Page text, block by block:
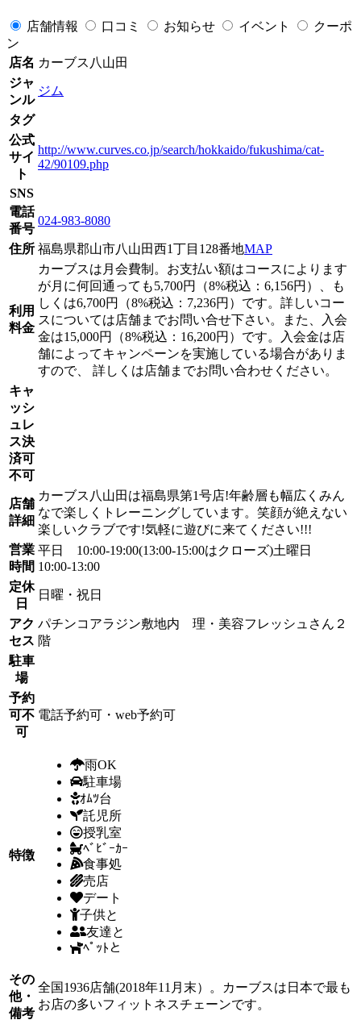
店舗情報 口コミ お知らせ イベント
クーポ
ン
店名 カーブス八山田
ジャ
ンル
ジム
タグ
公式
サイ
ト
http://www.curves.co.jp/search/hokkaido/fukushima/cat-
42/90109.php
SNS
電話
番号
024-983-8080
住所 福島県郡山市八山田西1丁目128番地MAP
利用
料金
カーブスは月会費制。お支払い額はコースによります
が月に何回通っても5,700円（8%税込：6,156円）、も
しくは6,700円（8%税込：7,236円）です。詳しいコー
スについては店舗までお問い合せ下さい。また、入会
金は15,000円（8%税込：16,200円）です。入会金は店
舗によってキャンペーンを実施している場合がありま
すので、 詳しくは店舗までお問い合わせください。
キャ
ッシ
ュレ
ス決
済可
不可
店舗
詳細
カーブス八山田は福島県第1号店!年齢層も幅広くみん
なで楽しくトレーニングしています。笑顔が絶えない
楽しいクラブです!気軽に遊びに来てください!!!
営業
時間
平日 10:00-19:00(13:00-15:00はクローズ)土曜日
10:00-13:00
定休
日
日曜・祝日
アク
セス
パチンコアラジン敷地内 理・美容フレッシュさん２
階
駐車
場
予約
可不
可
電話予約可・web予約可
特徴
雨OK
駐車場
ｵﾑﾂ台
託児所
授乳室
ﾍﾞﾋﾞｰｶｰ
食事処
売店
デート
子供と
友達と
ﾍﾟｯﾄと
その
他・
備考
全国1936店舗(2018年11月末）。カーブスは日本で最も
お店の多いフィットネスチェーンです。